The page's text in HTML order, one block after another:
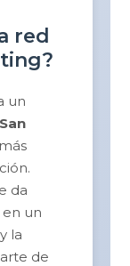
red
un
San
da
en un
la
de